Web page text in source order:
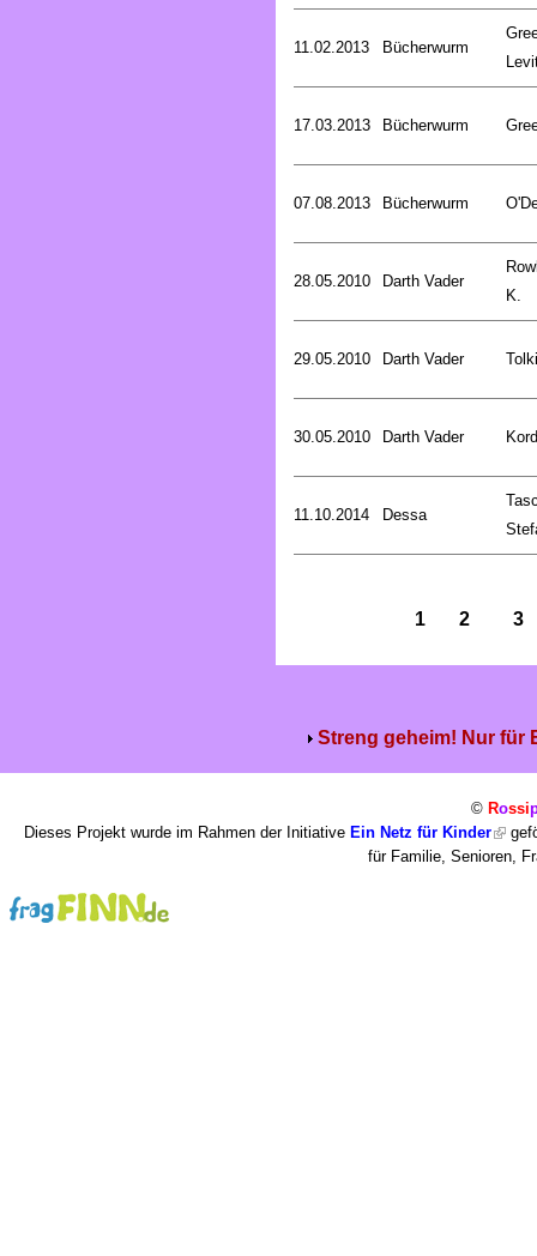
11.02.2013 Bücherwurm
17.03.2013 Bücherwurm
07.08.2013 Bücherwurm
28.05.2010 Darth Vader
K.
29.05.2010 Darth Vader
30.05.2010 Darth Vader
11.10.2014 Dessa
1 2 3
Streng geheim! Nur für
© Rossi
Dieses Projekt wurde im Rahmen der Initiative Ein Netz für Kinder
für Familie, Senioren,